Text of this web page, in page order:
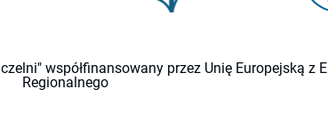
współfinansowany przez Unię Europejską z
Regionalnego